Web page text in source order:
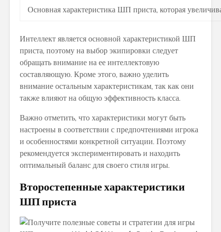
Основная характеристика ШП приста, которая
Интеллект является основной характеристикой ШП
приста, поэтому на выбор экипировки следует
обращать внимание на ее интеллектовую
составляющую. Кроме этого, важно уделить
внимание остальным характеристикам, так как они
также влияют на общую эффективность класса.
Важно отметить, что характеристики могут быть
настроены в соответствии с предпочтениями игрока
и особенностями конкретной ситуации. Поэтому
рекомендуется экспериментировать и находить
оптимальный баланс для своего стиля игры.
Второстепенные характеристики
ШП приста